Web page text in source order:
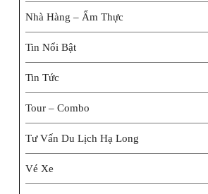
Nhà Hàng – Ẩm Thực
Tin Nổi Bật
Tin Tức
Tour – Combo
Tư Vấn Du Lịch Hạ Long
Vé Xe